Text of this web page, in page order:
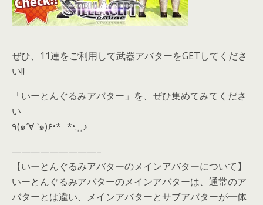
ぜひ、11連をご利用して武器アバターをGETしてくださ
い!!
「いーとんぐるみアバター」を、ぜひ集めてみてくださ
い
٩(๑′∀ ‵๑)۶•*¨*•.¸¸♪
—————————–
【いーとんぐるみアバターのメインアバターについて】
いーとんぐるみアバターのメインアバターは、通常のア
バターとは違い、メインアバターとサブアバターが一体